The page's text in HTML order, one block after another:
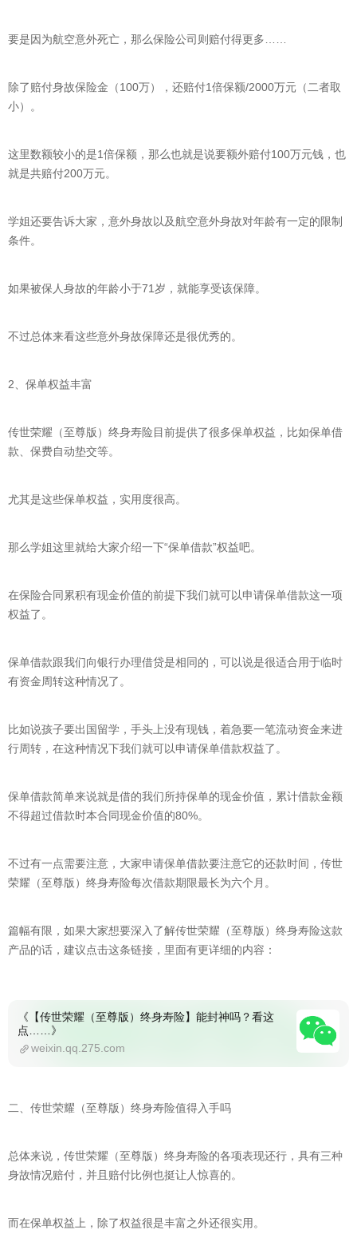
要是因为航空意外死亡，那么保险公司则赔付得更多……
除了赔付身故保险金（100万），还赔付1倍保额/2000万元（二者取
小）。
这里数额较小的是1倍保额，那么也就是说要额外赔付100万元钱，也
就是共赔付200万元。
学姐还要告诉大家，意外身故以及航空意外身故对年龄有一定的限制
条件。
如果被保人身故的年龄小于71岁，就能享受该保障。
不过总体来看这些意外身故保障还是很优秀的。
2、保单权益丰富
传世荣耀（至尊版）终身寿险目前提供了很多保单权益，比如保单借
款、保费自动垫交等。
尤其是这些保单权益，实用度很高。
那么学姐这里就给大家介绍一下“保单借款”权益吧。
在保险合同累积有现金价值的前提下我们就可以申请保单借款这一项
权益了。
保单借款跟我们向银行办理借贷是相同的，可以说是很适合用于临时
有资金周转这种情况了。
比如说孩子要出国留学，手头上没有现钱，着急要一笔流动资金来进
行周转，在这种情况下我们就可以申请保单借款权益了。
保单借款简单来说就是借的我们所持保单的现金价值，累计借款金额
不得超过借款时本合同现金价值的80%。
不过有一点需要注意，大家申请保单借款要注意它的还款时间，传世
荣耀（至尊版）终身寿险每次借款期限最长为六个月。
篇幅有限，如果大家想要深入了解传世荣耀（至尊版）终身寿险这款
产品的话，建议点击这条链接，里面有更详细的内容：
《【传世荣耀（至尊版）终身寿险】能封神吗？看这
点……》
weixin.qq.275.com
二、传世荣耀（至尊版）终身寿险值得入手吗
总体来说，传世荣耀（至尊版）终身寿险的各项表现还行，具有三种
身故情况赔付，并且赔付比例也挺让人惊喜的。
而在保单权益上，除了权益很是丰富之外还很实用。